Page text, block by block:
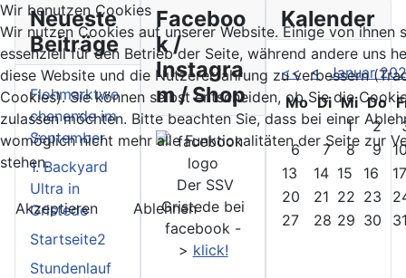
Neueste
Beiträge
Flohmarktwo
chenende im
September
1. Backyard
Ultra in
Gristede
Startseite2
Stundenlauf
Faceboo
k /
Instagra
m / Shop
Der SSV
Gristede bei
facebook -
> klick!
Kalender
<< < Januar
MoDiMiDo
1
2
6
7 8 9
13
14 15 16
20
21 22 23
27
28 29 30
Wir benutzen Cookies
Wir nutzen Cookies auf unserer Website. Einige von ihnen
essenziell für den Betrieb der Seite, während andere uns
diese Website und die Nutzererfahrung zu verbessern
Cookies). Sie können selbst entscheiden, ob Sie die
zulassen möchten. Bitte beachten Sie, dass bei einer
womöglich nicht mehr alle Funktionalitäten der Seite zur
stehen.
Akzeptieren Ablehnen